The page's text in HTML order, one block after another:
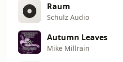
Raum
Schulz Audio
Autumn Leaves
Mike Millrain